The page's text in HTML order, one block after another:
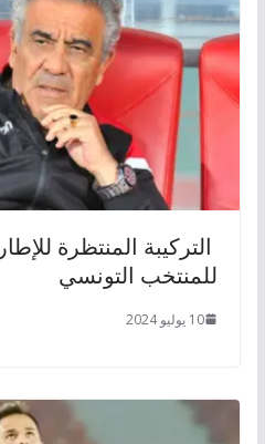
التركيبة المنتظرة
للمنتخب التونسي
10 يوليو 2024